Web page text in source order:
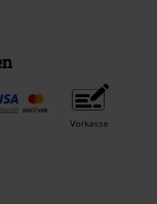
Vorkasse